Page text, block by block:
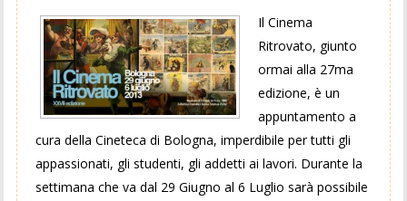
Il Cinema
Ritrovato, giunto
ormai alla 27ma
edizione, è un
appuntamento a
cura della Cineteca di Bologna, imperdibile per tutti gli
appassionati, gli studenti, gli addetti ai lavori. Durante la
settimana che va dal 29 Giugno al 6 Luglio sarà possibile